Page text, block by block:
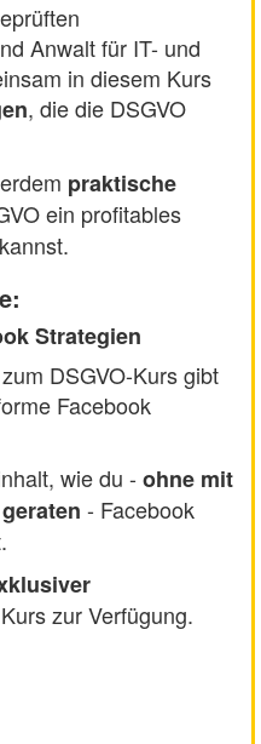
Anwalt für IT- und
in diesem Kurs
, die die DSGVO
praktische
ein profitables
Strategien
DSGVO-Kurs gibt
Facebook
wie du - ohne mit
- Facebook
zur Verfügung.